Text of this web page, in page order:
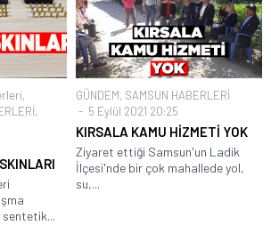
,
,
sentetik...
GÜNDEM, SAMSUN HABERLERİ
5 Eylül 2021 20:25
KIRSALA KAMU HİZMETİ YOK
Ziyaret ettiği Samsun'un Ladik
İlçesi'nde bir çok mahallede yol,
su,...